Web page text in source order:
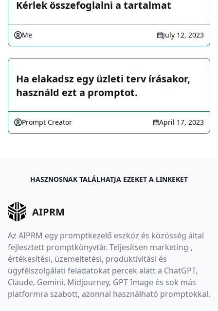
Kérlek összefoglalni a tartalmat
Me July 12, 2023
Ha elakadsz egy üzleti terv írásakor,
használd ezt a promptot.
Prompt Creator April 17, 2023
HASZNOSNAK TALÁLHATJA EZEKET A LINKEKET
AIPRM
Az AIPRM egy promptkezelő eszköz és közösség által
fejlesztett promptkönyvtár. Teljesítsen marketing-,
értékesítési, üzemeltetési, produktivitási és
ügyfélszolgálati feladatokat percek alatt a ChatGPT,
Claude, Gemini, Midjourney, GPT Image és sok más
platformra szabott, azonnal használható promptokkal.